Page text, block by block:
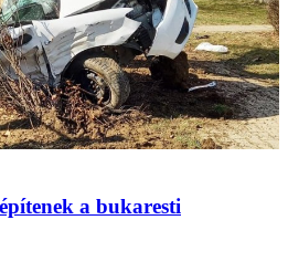
a bukaresti